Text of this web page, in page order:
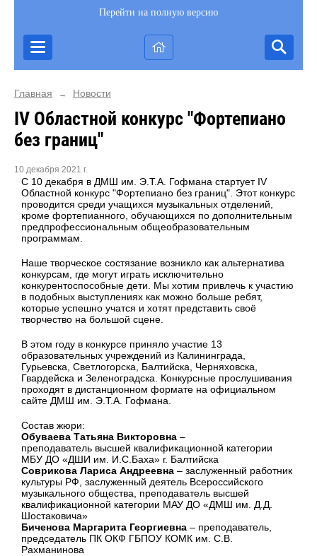
Перейти на полную версию
Главная → Новости
IV Областной конкурс "Фортепиано
без границ"
10 декабря 2021 г.
С 10 декабря в ДМШ им. Э.Т.А. Гофмана стартует IV
Областной конкурс "Фортепиано без границ". Этот конкурс
проводится среди учащихся музыкальных отделений,
кроме фортепианного, обучающихся по дополнительным
предпрофессиональным общеобразовательным
программам.
Наше творческое состязание возникло как альтернатива
конкурсам, где могут играть исключительно
конкурентоспособные дети. Мы хотим привлечь к участию
в подобных выступлениях как можно больше ребят,
которые успешно учатся и хотят представить своё
творчество на большой сцене.
В этом году в конкурсе приняло участие 13
образовательных учреждений из Калининграда,
Гурьевска, Светлогорска, Балтийска, Черняховска,
Гвардейска и Зеленоградска. Конкурсные прослушивания
проходят в дистанционном формате на официальном
сайте ДМШ им. Э.Т.А. Гофмана.
Состав жюри:
Обуваева Татьяна Викторовна –
преподаватель высшей квалификационной категории
МБУ ДО «ДШИ им. И.С.Баха» г. Балтийска
Соврикова Лариса Андреевна – заслуженный работник
культуры РФ, заслуженный деятель Всероссийского
музыкального общества, преподаватель высшей
квалификационной категории МАУ ДО «ДМШ им. Д.Д.
Шостаковича»
Биченова Маргарита Георгиевна – преподаватель,
председатель ПК ОКФ ГБПОУ КОМК им. С.В.
Рахманинова